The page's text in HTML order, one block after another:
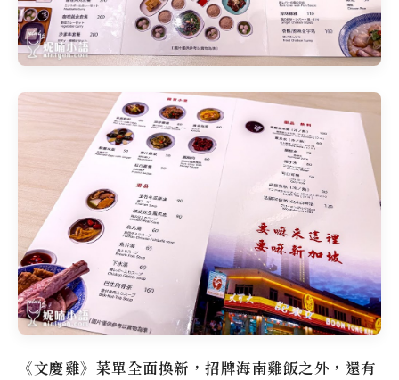
《文慶雞》 菜單全面換新，招牌海南雞飯之外，還有